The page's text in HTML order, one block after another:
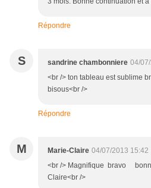
Répondre
S sandrine chambonniere 04/
<br /> ton tableau est sublime
bisous<br />
Répondre
M Marie-Claire 04/07/2013 15:42
<br /> Magnifique bravo
Claire<br />